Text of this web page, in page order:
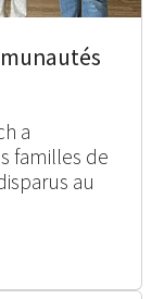
a
familles de
au